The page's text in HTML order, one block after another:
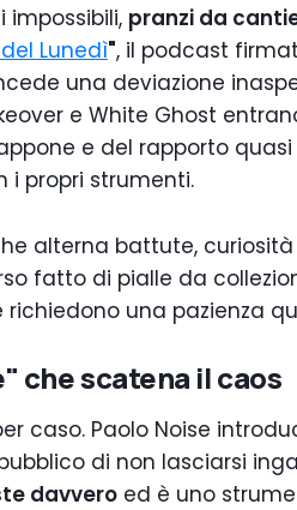
impossibili, pranzi da
Lunedì", il podcast
una deviazione
e White Ghost
e del rapporto
i propri strumenti.
alterna battute,
fatto di pialle da
richiedono una pazienza
che scatena il caos
caso. Paolo Noise
di non lasciarsi
davvero ed è uno